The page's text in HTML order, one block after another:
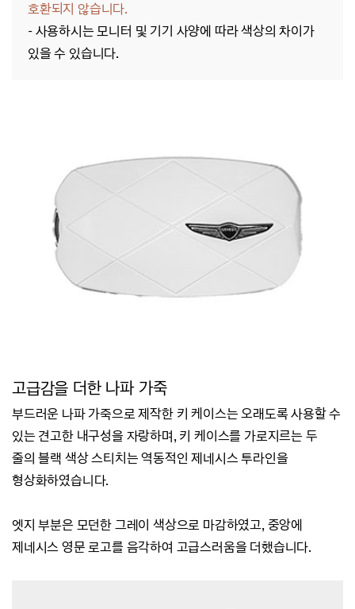
호환되지 않습니다.
- 사용하시는 모니터 및 기기 사양에 따라 색상의 차이가
있을 수 있습니다.
고급감을 더한 나파 가죽
부드러운 나파 가죽으로 제작한 키 케이스는 오래도록 사용할 수
있는 견고한 내구성을 자랑하며, 키 케이스를 가로지르는 두
줄의 블랙 색상 스티치는 역동적인 제네시스 투라인을
형상화하였습니다.
엣지 부분은 모던한 그레이 색상으로 마감하였고, 중앙에
제네시스 영문 로고를 음각하여 고급스러움을 더했습니다.